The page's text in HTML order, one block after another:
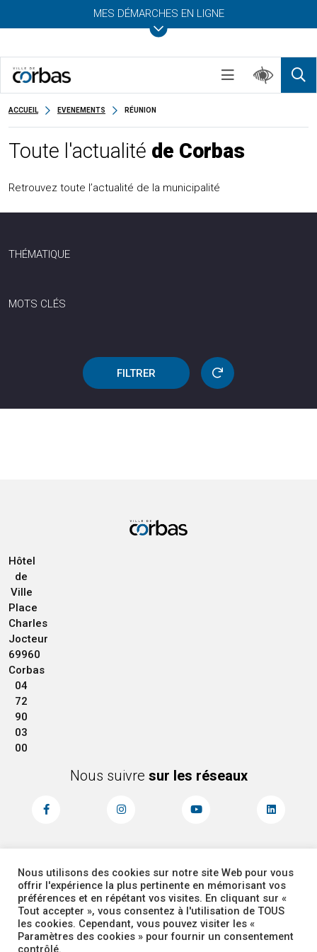
MES DÉMARCHES EN LIGNE
ACCUEIL EVENEMENTS RÉUNION
Toute l'actualité de Corbas
Retrouvez toute l’actualité de la municipalité
THÉMATIQUE
MOTS CLÉS
FILTRER
Hôtel
de
Ville
Place
Charles
Jocteur
69960
Corbas
04
72
90
03
00
Nous suivre sur les réseaux
MENTIONS LÉGALES
PLAN DU SITE
ACCESSIBILITÉ
ADMINISTRATEUR
COOKIES
Nous utilisons des cookies sur notre site Web pour vous
offrir l'expérience la plus pertinente en mémorisant vos
préférences et en répétant vos visites. En cliquant sur «
Tout accepter », vous consentez à l'utilisation de TOUS
les cookies. Cependant, vous pouvez visiter les «
Paramètres des cookies » pour fournir un consentement
contrôlé.